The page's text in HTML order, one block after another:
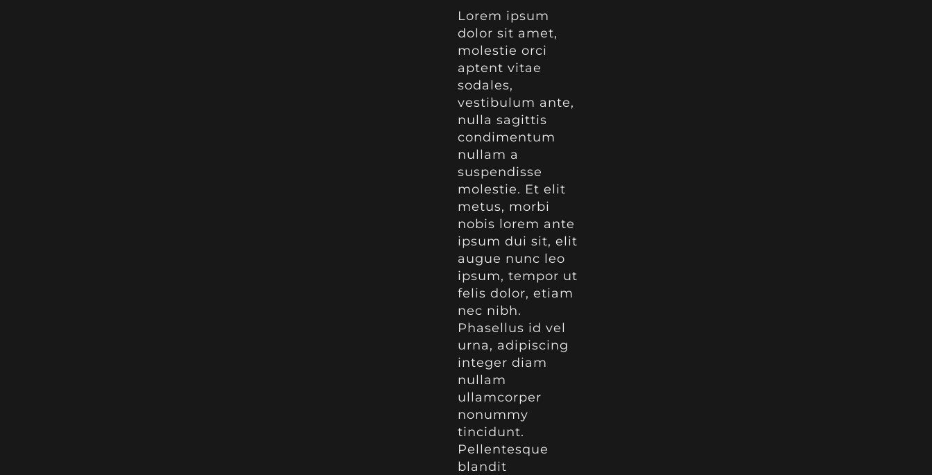
Lorem ipsum
dolor sit amet,
molestie orci
aptent vitae
sodales,
vestibulum ante,
nulla sagittis
condimentum
nullam a
suspendisse
molestie. Et elit
metus, morbi
nobis lorem ante
ipsum dui sit, elit
augue nunc leo
ipsum, tempor ut
felis dolor, etiam
nec nibh.
Phasellus id vel
urna, adipiscing
integer diam
nullam
ullamcorper
nonummy
tincidunt.
Pellentesque
blandit